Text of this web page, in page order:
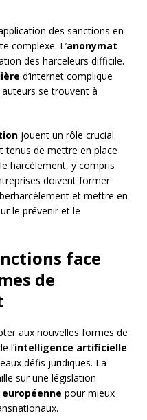
des sanctions en
complexe. L’anonymat
des harceleurs difficile.
d’internet complique
se trouvent à
jouent un rôle crucial.
tenus de mettre en place
harcèlement, y compris
doivent former
et mettre en
le prévenir et le
face
de
aux nouvelles formes de
l’intelligence artificielle
défis juridiques. La
sur une législation
européenne pour mieux